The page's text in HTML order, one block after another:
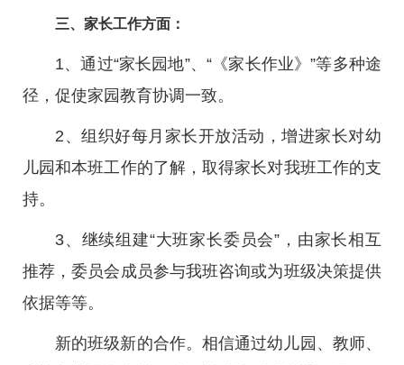
三、家长工作方面：
1、通过“家长园地”、“《家长作业》”等多种途
径，促使家园教育协调一致。
2、组织好每月家长开放活动，增进家长对幼
儿园和本班工作的了解，取得家长对我班工作的支
持。
3、继续组建“大班家长委员会”，由家长相互
推荐，委员会成员参与我班咨询或为班级决策提供
依据等等。
新的班级新的合作。相信通过幼儿园、教师、